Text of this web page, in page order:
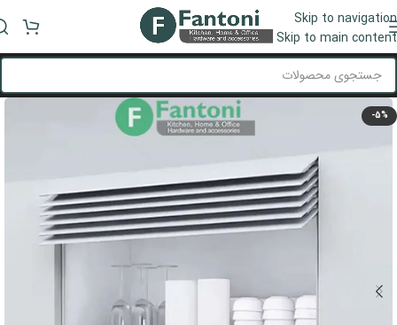
Skip to navigation
Skip to main content
منو
-5%